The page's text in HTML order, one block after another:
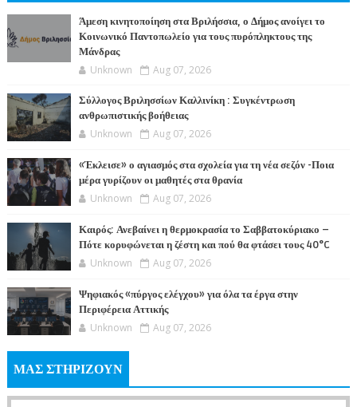
Άμεση κινητοποίηση στα Βριλήσσια, ο Δήμος ανοίγει το
Κοινωνικό Παντοπωλείο για τους πυρόπληκτους της
Μάνδρας
Unknown Aug 07, 2026
Σύλλογος Βριλησσίων Καλλινίκη : Συγκέντρωση
ανθρωπιστικής βοήθειας
Unknown Aug 07, 2026
«Έκλεισε» ο αγιασμός στα σχολεία για τη νέα σεζόν -Ποια
μέρα γυρίζουν οι μαθητές στα θρανία
Unknown Aug 07, 2026
Καιρός: Ανεβαίνει η θερμοκρασία το Σαββατοκύριακο –
Πότε κορυφώνεται η ζέστη και πού θα φτάσει τους 40°C
Unknown Aug 07, 2026
Ψηφιακός «πύργος ελέγχου» για όλα τα έργα στην
Περιφέρεια Αττικής
Unknown Aug 07, 2026
ΜΑΣ ΣΤΗΡΙΖΟΥΝ